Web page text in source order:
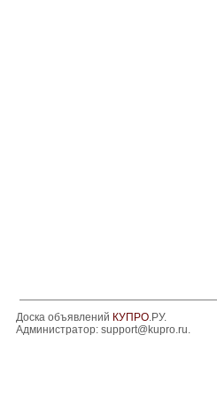
Доска объявлений КУПРО.РУ.
Администратор: support@kupro.ru.